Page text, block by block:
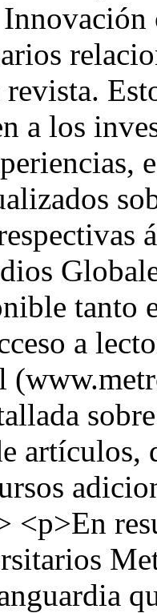
a los
tanto
a
artículos,
<p>En